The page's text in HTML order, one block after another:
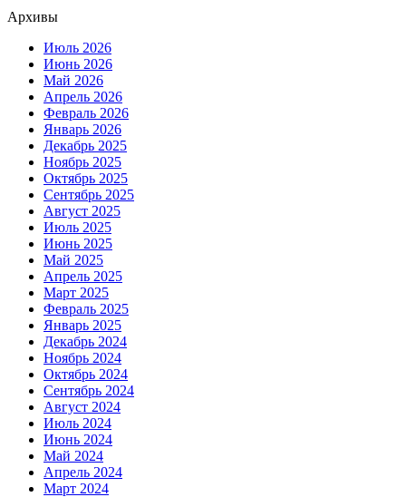
Архивы
Июль 2026
Июнь 2026
Май 2026
Апрель 2026
Февраль 2026
Январь 2026
Декабрь 2025
Ноябрь 2025
Октябрь 2025
Сентябрь 2025
Август 2025
Июль 2025
Июнь 2025
Май 2025
Апрель 2025
Март 2025
Февраль 2025
Январь 2025
Декабрь 2024
Ноябрь 2024
Октябрь 2024
Сентябрь 2024
Август 2024
Июль 2024
Июнь 2024
Май 2024
Апрель 2024
Март 2024